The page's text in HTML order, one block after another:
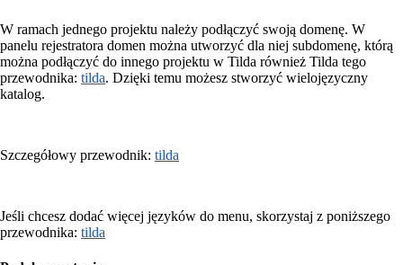
W ramach jednego projektu należy podłączyć swoją domenę. W
panelu rejestratora domen można utworzyć dla niej subdomenę, którą
można podłączyć do innego projektu w Tilda również Tilda tego
przewodnika: tilda. Dzięki temu możesz stworzyć wielojęzyczny
katalog.
Szczegółowy przewodnik: tilda
Jeśli chcesz dodać więcej języków do menu, skorzystaj z poniższego
przewodnika: tilda